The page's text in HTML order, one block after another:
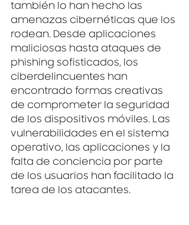
también lo han hecho las
amenazas cibernéticas que los
rodean. Desde aplicaciones
maliciosas hasta ataques de
phishing sofisticados, los
ciberdelincuentes han
encontrado formas creativas
de comprometer la seguridad
de los dispositivos móviles. Las
vulnerabilidades en el sistema
operativo, las aplicaciones y la
falta de conciencia por parte
de los usuarios han facilitado la
tarea de los atacantes.